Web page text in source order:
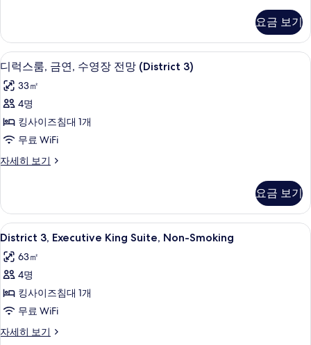
모
두
보
기
히
보
기
전
망
(District
3)
사
진
모
두
금
연,
시
내
전
망
3)
자
히
요금 보기
디
럭
스
룸,
금
수
장
전
망
(District
3)
사
진
모
오리/거위털 이불, 필로우탑 침대, 객실
6
디럭스룸, 금연, 수영장 전망 (District 3)
33㎡
4명
킹사이즈침대 1개
무료 WiFi
자세히 보기
디
금
연,
수
장
전
(District
3)
세
요금 보기
District
3,
Executive
King
Suite,
Non-
Smoking
오리/거위털 이불, 필로우탑 침대, 객실
6
District 3, Executive King Suite, Non-Smoking
63㎡
4명
킹사이즈침대 1개
무료 WiFi
자세히 보기
District